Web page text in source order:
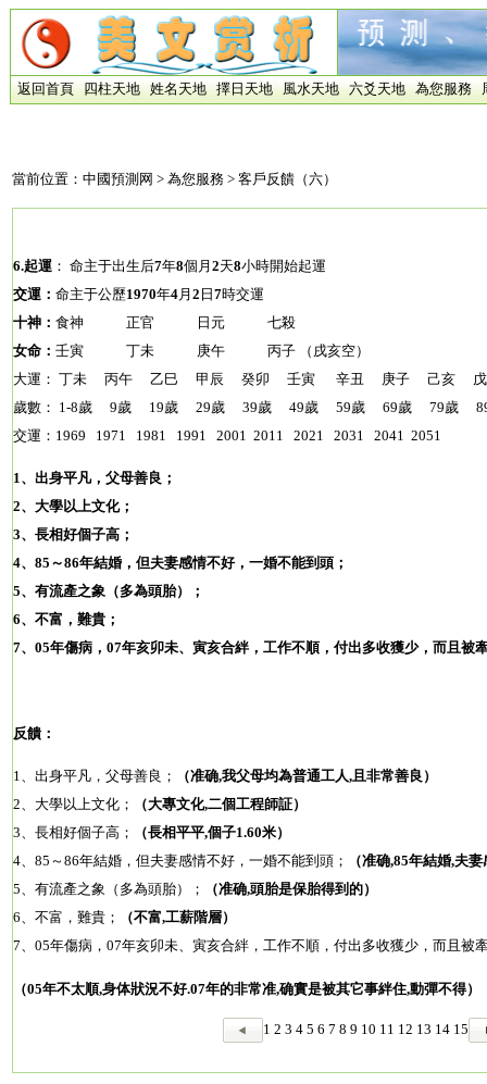
返回首頁 四柱天地 姓名天地 擇日天地 風水天地 六爻天地 為您服務
當前位置： 中國預測网 > 為您服務 > 客戶反饋（六）
6.起運 ： 命主于出生后7年8個月 2天8小時開始起運
交運： 命主于公歷1970年4 月 2 日 7時交運
十神： 食神 正官 日元 七殺
女命： 壬寅 丁未 庚午 丙子 （戌亥空）
大運： 丁未 丙午 乙巳 甲辰 癸卯 壬寅 辛丑 庚子 己亥
歲數： 1-8歲 9歲 19歲 29歲 39歲 49歲 59歲 69歲 79歲
交運：1969 1971 1981 1991 2001 2011 2021 2031 2041 2051
1、出身平凡，父母善良；
2、大學以上文化；
3、長相好個子高；
4、85～86年結婚，但夫妻感情不好，一婚不能到頭；
5、有流產之象（多為頭胎）；
6、不富，難貴；
7、05年傷病，07年亥卯未、寅亥合絆，工作不順，付出多收獲少，而且被
反饋：
1、出身平凡，父母善良；
（准确,我父母均為普通工人,且非常善良）
2、大學以上文化；
（大專文化,二個工程師証）
3、長相好個子高；
（長相平平,個子1.60米）
4、85～86年結婚，但夫妻感情不好，一婚不能到頭；
（准确,85年結婚,夫
5、有流產之象（多為頭胎）；
（准确,頭胎是保胎得到的）
6、不富，難貴；
（不富,工薪階層）
7、05年傷病，07年亥卯未、寅亥合絆，工作不順，付出多收獲少，而且被
（05年不太順,身体狀況不好.07年的非常准,确實是被其它事絆住,動彈不得）
1 2 3 4 5 6 7 8 9 10 11 12 13 14 15